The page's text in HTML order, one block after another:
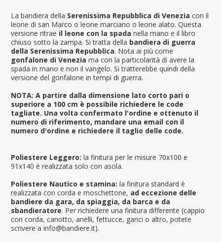
La bandiera della Serenissima Repubblica di Venezia con il
leone di san Marco o leone marciano o leone alato. Questa
versione ritrae il leone con la spada nella mano e il libro
chiuso sotto la zampa. Si tratta della bandiera di guerra
della Serenissima Repubblica. Nota ai più come
gonfalone di Venezia ma con la particolarità di avere la
spada in mano e non il vangelo. Si tratterebbe quindi della
versione del gonfalone in tempi di guerra.
NOTA: A partire dalla dimensione lato corto pari o
superiore a 100 cm è possibile richiedere le code
tagliate. Una volta confermato l'ordine e ottenuto il
numero di riferimento, mandare una email con il
numero d'ordine e richiedere il taglio delle code.
Poliestere Leggero: la finitura per le misure 70x100 e
91x140 è realizzata solo con asola.
Poliestere Nautico e stamina: la finitura standard è
realizzata con corda e moschettone, ad eccezione delle
bandiere da gara, da spiaggia, da barca e da
sbandieratore. Per richiedere una finitura differente (cappio
con corda, canotto, anelli, fettucce, ganci o altro, potete
scrivere a info@bandiere.it).